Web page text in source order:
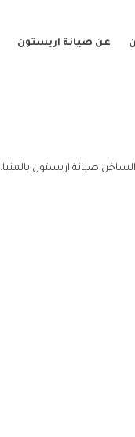
عن صيانة اريستون
صيانة اريستون بالمنيا.